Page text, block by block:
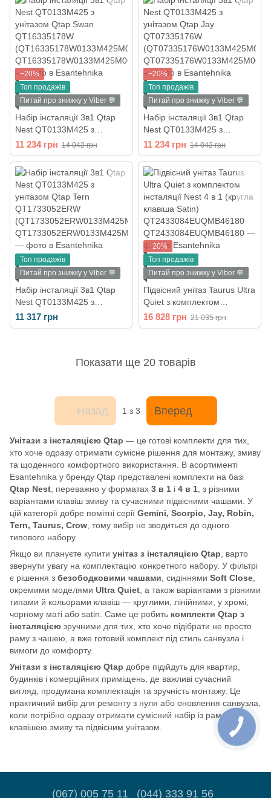
06028CRM)
−20%
Топ продажів
Питай про знижку у Viber 💬
Набір інсталяції 3в1 Qtap
Nest QT0133M425 з
унітазом Qtap Swan
QT16335178W
(QT16335178W0133M425M
06028CRM)
11 234 грн 14 042 грн
−20%
Топ продажів
Питай про знижку у Viber 💬
Набір інсталяції 3в1 Qtap
Nest QT0133M425 з
унітазом Qtap Jay
QT07335176W
(QT07335176W0133M425M
06028CRM)
11 234 грн 14 042 грн
Топ продажів
Питай про знижку у Viber 💬
Набір інсталяції 3в1 Qtap
Nest QT0133M425 з
унітазом Qtap Tern
QT1733052ERW
11 317 грн
−20%
Топ продажів
Питай про знижку у Viber 💬
Підвісний унітаз Taurus Ultra
Quiet з комплектом
інсталяції Nest 4 в 1 (кругла
клавіша Satin)
16 828 грн 21 035 грн
Показати ще 20 товарів
Назад 1 з 3 Вперед
Унітази з інсталяцією Qtap — це готові комплекти для тих,
хто хоче одразу отримати сумісне рішення для монтажу, змиву
та щоденного комфортного використання. В асортименті
Esantehnika у бренду Qtap представлені комплекти на базі
Qtap Nest , переважно у форматах 3 в 1 і 4 в 1 , з різними
варіантами клавіш змиву та сучасними підвісними чашами. У
цій категорії добре помітні серії Gemini, Scorpio, Jay, Robin,
Tern, Taurus, Crow , тому вибір не зводиться до одного
типового набору.
Якщо ви плануєте купити унітаз з інсталяцією Qtap , варто
звернути увагу на комплектацію конкретного набору. У фільтрі
є рішення з безободковими чашами , сидіннями Soft Close
окремими моделями Ultra Quiet , а також варіантами з різними
типами й кольорами клавіш — круглими, лінійними, у хромі,
чорному маті або satin. Саме це робить комплекти Qtap з
інсталяцією зручними для тих, хто хоче підібрати не просто
раму з чашею, а вже готовий комплект під стиль санвузла і
вимоги до комфорту.
Унітази з інсталяцією Qtap добре підійдуть для квартир,
будинків і комерційних приміщень, де важливі сучасний
вигляд, продумана комплектація та зручність монтажу. Це
практичний вибір для ремонту з нуля або оновлення санвузла,
коли потрібно одразу отримати сумісний набір із рамою,
клавішею змиву та підвісним унітазом.
(067) 005 75 11 (044) 333 91 56